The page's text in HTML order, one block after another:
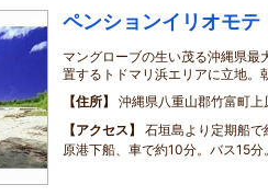
ペンションイリオモテ
マングローブの生い茂る沖縄県最
置するトドマリ浜エリアに立地。
住所
沖縄県八重山郡竹富町上
アクセス
石垣島より定期船
原港下船、車で約10分。バス15分